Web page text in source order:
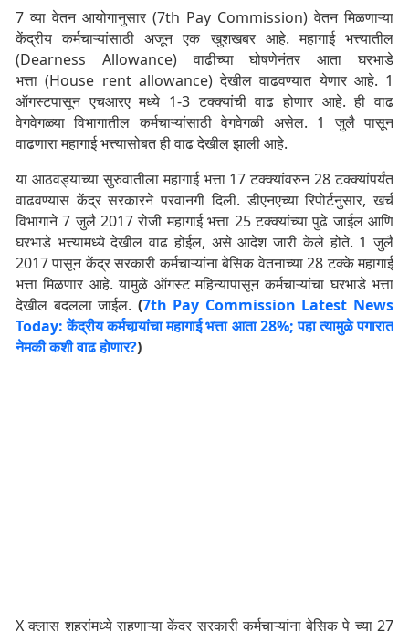
7 व्या वेतन आयोगानुसार (7th Pay Commission) वेतन मिळणाऱ्या
केंद्रीय कर्मचाऱ्यांसाठी अजून एक खुशखबर आहे. महागाई भत्त्यातील
(Dearness Allowance) वाढीच्या घोषणेनंतर आता घरभाडे
भत्ता (House rent allowance) देखील वाढवण्यात येणार आहे. 1
ऑगस्टपासून एचआरए मध्ये 1-3 टक्क्यांची वाढ होणार आहे. ही वाढ
वेगवेगळ्या विभागातील कर्मचाऱ्यांसाठी वेगवेगळी असेल. 1 जुलै पासून
वाढणारा महागाई भत्त्यासोबत ही वाढ देखील झाली आहे.
या आठवड्याच्या सुरुवातीला महागाई भत्ता 17 टक्क्यांवरुन 28 टक्क्यांपर्यंत
वाढवण्यास केंद्र सरकारने परवानगी दिली. डीएनएच्या रिपोर्टनुसार, खर्च
विभागाने 7 जुलै 2017 रोजी महागाई भत्ता 25 टक्क्यांच्या पुढे जाईल आणि
घरभाडे भत्त्यामध्ये देखील वाढ होईल, असे आदेश जारी केले होते. 1 जुलै
2017 पासून केंद्र सरकारी कर्मचाऱ्यांना बेसिक वेतनाच्या 28 टक्के महागाई
भत्ता मिळणार आहे. यामुळे ऑगस्ट महिन्यापासून कर्मचाऱ्यांचा घरभाडे भत्ता
देखील बदलला जाईल. (7th Pay Commission Latest News
Today: केंद्रीय कर्मचार्‍यांचा महागाई भत्ता आता 28%; पहा त्यामुळे पगारात
नेमकी कशी वाढ होणार?)
X क्लास शहरांमध्ये राहणाऱ्या केंद्र सरकारी कर्मचाऱ्यांना बेसिक पे च्या 27